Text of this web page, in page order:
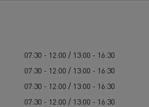
07:30 - 12:00 / 13:00 - 16:30
07:30 - 12:00 / 13:00 - 16:30
07:30 - 12:00 / 13:00 - 16:30
07:30 - 12:00 / 13:00 - 16:30